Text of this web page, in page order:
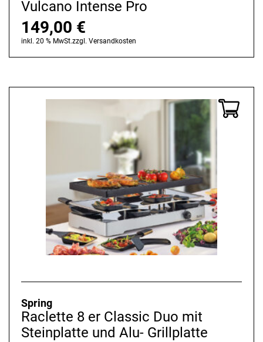
Vulcano Intense Pro
149,00 €
inkl. 20 % MwSt.zzgl. Versandkosten
Spring
Raclette 8 er Classic Duo mit
Steinplatte und Alu- Grillplatte